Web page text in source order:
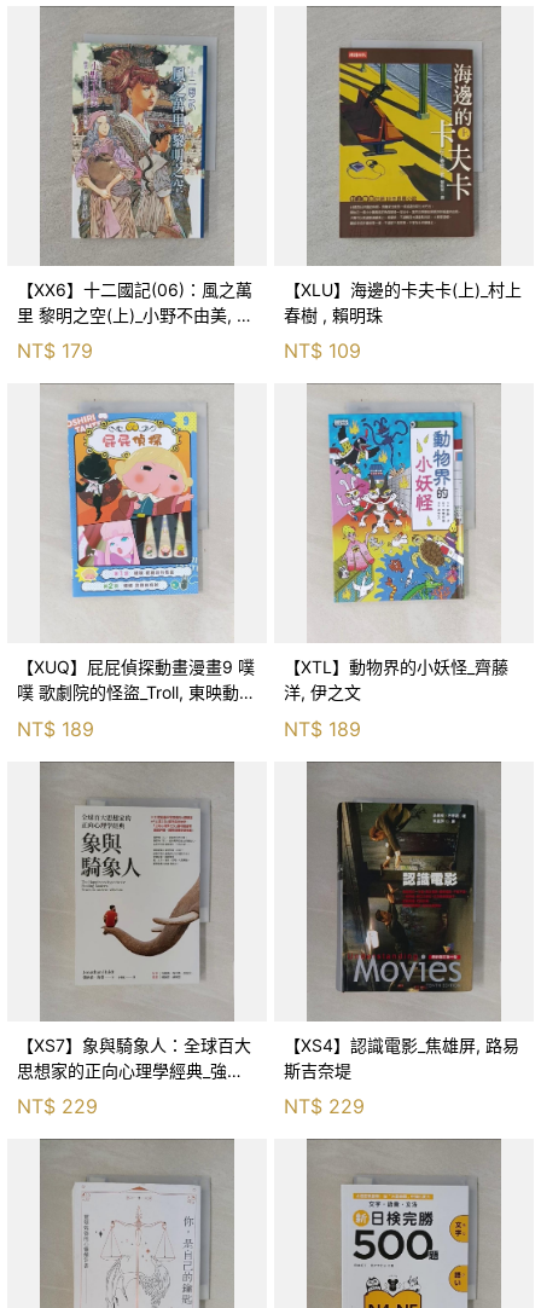
【XX6】十二國記(06)：風之萬
里 黎明之空(上)_小野不由美, 王
蘊潔
NT$ 179
【XLU】海邊的卡夫卡(上)_村上
春樹 , 賴明珠
NT$ 109
【XUQ】屁屁偵探動畫漫畫9 噗
噗 歌劇院的怪盜_Troll, 東映動畫
株式會社, 張東君
NT$ 189
【XTL】動物界的小妖怪_齊藤
洋, 伊之文
NT$ 189
【XS7】象與騎象人：全球百大
思想家的正向心理學經典_強納
森．海德, 李靜瑤
NT$ 229
【XS4】認識電影_焦雄屏, 路易
斯吉奈堤
NT$ 229